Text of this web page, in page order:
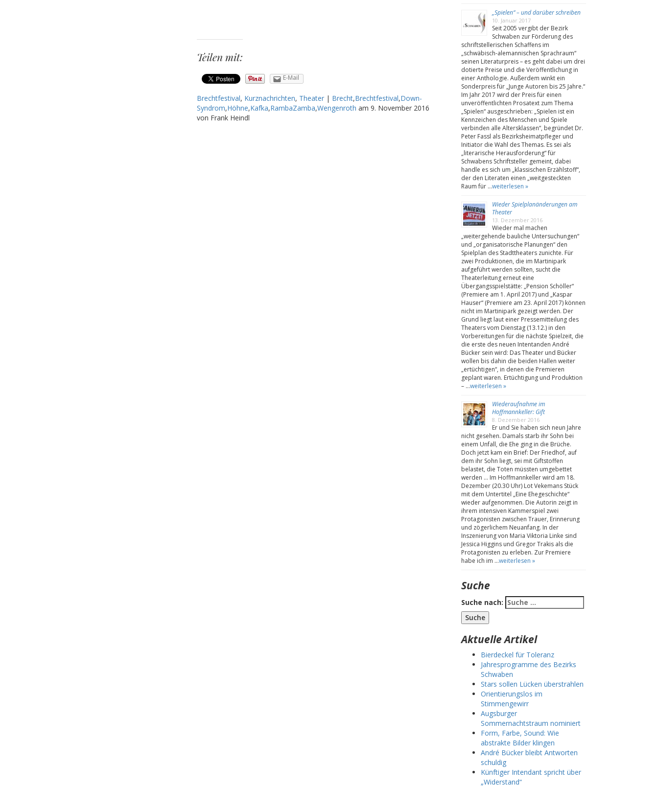
Teilen mit:
E-Mail
Brechtfestival, Kurznachrichten, Theater | Brecht,Brechtfestival,Down-
Syndrom,Höhne,Kafka,RambaZamba,Wengenroth am 9. November 2016
von Frank Heindl
„Spielen“ – und darüber schreiben
10. Januar 2017
Seit 2005 vergibt der Bezirk
Schwaben zur Förderung des
schriftstellerischen Schaffens im
„schwäbisch-alemannischen Sprachraum“
seinen Literaturpreis – es geht dabei um drei
dotierte Preise und die Veröffentlichung in
einer Anthologie. Außerdem winkt ein
Sonderpreis für „Junge Autoren bis 25 Jahre.“
Im Jahr 2017 wird der Preis für einen
unveröffentlichten Prosatext zum Thema
„Spielen“ ausgeschrieben: „Spielen ist ein
Kennzeichen des Menschen und Spiele
verbinden alle Altersklassen“, begründet Dr.
Peter Fassl als Bezirksheimatpfleger und
Initiator die Wahl des Themas. Es sei als
„literarische Herausforderung“ für
Schwabens Schriftsteller gemeint, dabei
handle es sich um „klassischen Erzählstoff“,
der den Literaten einen „weitgesteckten
Raum für …weiterlesen »
Wieder Spielplanänderungen am
Theater
13. Dezember 2016
Wieder mal machen
„weitergehende bauliche Untersuchungen“
und „organisatorische Planungen“ den
Spielplan des Stadttheaters zunichte. Für
zwei Produktionen, die im Martinipark
aufgeführt werden sollten, sucht die
Theaterleitung erneut eine
Übergangsspielstätte: „Pension Schöller“
(Premiere am 1. April 2017) und „Kaspar
Hauser“ (Premiere am 23. April 2017) können
nicht im Martinipark gezeigt werden. Der
Grund liegt laut einer Pressemitteilung des
Theaters vom Dienstag (13.12.) in den
Vorbereitungen für die nächste Spielzeit, die
die erste des neuen Intentanden André
Bücker sein wird: Das Theater und Bücker
wollen bis dahin die beiden Hallen weiter
„ertüchtigen“, in denen die Premieren
geplant waren. Ertüchtigung und Produktion
– …weiterlesen »
Wiederaufnahme im
Hoffmannkeller: Gift
8. Dezember 2016
Er und Sie haben sich neun Jahre
nicht gesehen. Damals starb ihr Sohn bei
einem Unfall, die Ehe ging in die Brüche.
Doch jetzt kam ein Brief: Der Friedhof, auf
dem ihr Sohn liegt, sei mit Giftstoffen
belastet, die Toten müssten umgebettet
werden … Im Hoffmannkeller wird am 18.
Dezember (20.30 Uhr) Lot Vekemans Stück
mit dem Untertitel „Eine Ehegeschichte“
wieder aufgenommen. Die Autorin zeigt in
ihrem intensiven Kammerspiel zwei
Protagonisten zwischen Trauer, Erinnerung
und zögerlichem Neuanfang. In der
Inszenierung von Maria Viktoria Linke sind
Jessica Higgins und Gregor Trakis als die
Protagonisten zu erleben. Zur Premiere
habe ich im …weiterlesen »
Suche
Suche nach:
Aktuelle Artikel
Bierdeckel für Toleranz
Jahresprogramme des Bezirks
Schwaben
Stars sollen Lücken überstrahlen
Orientierungslos im
Stimmengewirr
Augsburger
Sommernachtstraum nominiert
Form, Farbe, Sound: Wie
abstrakte Bilder klingen
André Bücker bleibt Antworten
schuldig
Künftiger Intendant spricht über
„Widerstand“